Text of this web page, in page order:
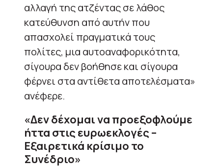
αλλαγή της ατζέντας σε λάθος
κατεύθυνση από αυτήν που
απασχολεί πραγματικά τους
πολίτες, μια αυτοαναφορικότητα,
σίγουρα δεν βοήθησε και σίγουρα
φέρνει στα αντίθετα αποτελέσματα»
ανέφερε.
«Δεν δέχομαι να προεξοφλούμε
ήττα στις ευρωεκλογές –
Εξαιρετικά κρίσιμο το
Συνέδριο»